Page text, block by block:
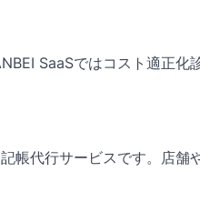
SaaSではコスト適正化
帳代行サービスです。店舗